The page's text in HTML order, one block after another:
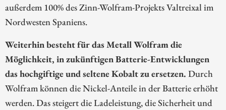
außerdem 100% des Zinn-Wolfram-Projekts Valtreixal im
Nordwesten Spaniens.
Weiterhin besteht für das Metall Wolfram die
Möglichkeit, in zukünftigen Batterie-Entwicklungen
das hochgiftige und seltene Kobalt zu ersetzen. Durch
Wolfram können die Nickel-Anteile in der Batterie erhöht
werden. Das steigert die Ladeleistung, die Sicherheit und